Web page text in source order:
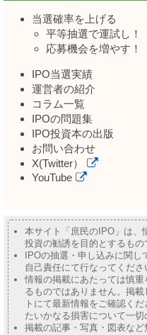
当選確率を上げる
平等抽選で運試し！
応募機会を増やす！
IPO当選実績
運営者の紹介
コラム一覧
IPOの問題集
IPO投資本の出版
お問い合わせ
X(Twitter）
YouTube
本サイト「庶民のIPO」は、
投資の勧誘を目的とするもの
IPOの抽選・申し込みに関し
自己責任にて行なってくださ
情報の掲載にあたっては慎
るものではありません。掲
トにて最新情報をご確認く
たいかなる損害について一切
掲載の記事・写真・図表な